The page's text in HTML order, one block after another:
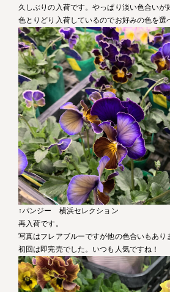
久しぶりの入荷です。やっぱり淡い色合いが
色とりどり入荷しているのでお好みの色を選
↑パンジー 横浜セレクション
再入荷です。
写真はフレアブルーですが他の色合いもあり
初回は即完売でした。いつも人気ですね！